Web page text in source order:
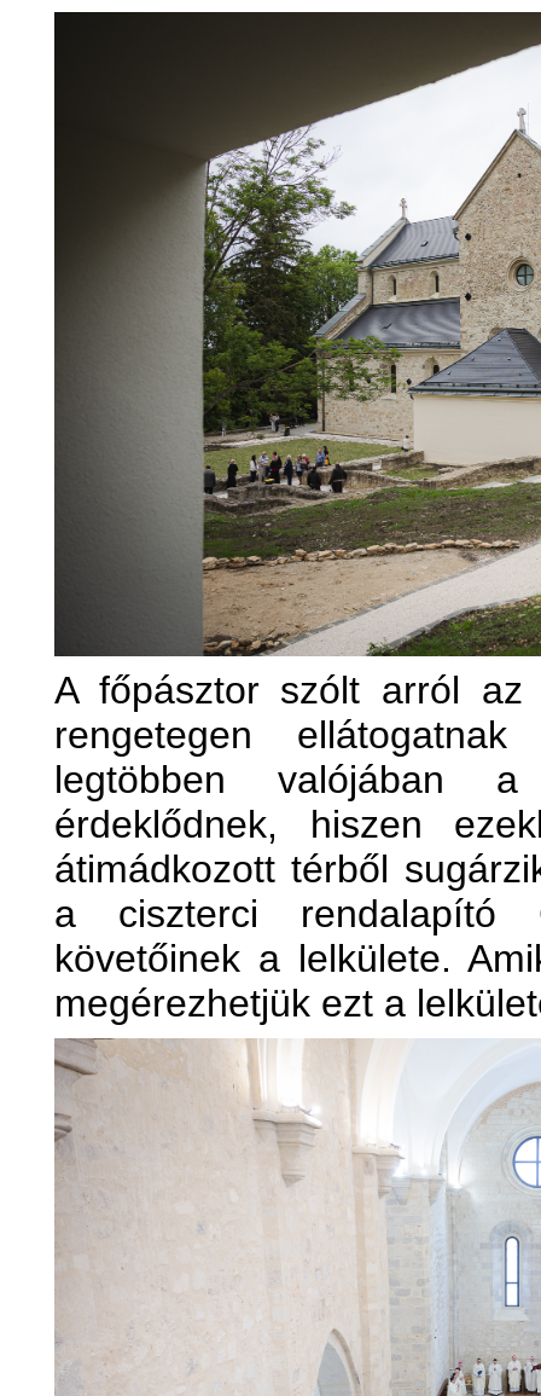
A főpásztor szólt arról az
rengetegen
legtöbben valójában
érdeklődnek, hiszen
átimádkozott térből
a ciszterci rendalapító
követőinek a lelkülete.
megérezhetjük ezt a